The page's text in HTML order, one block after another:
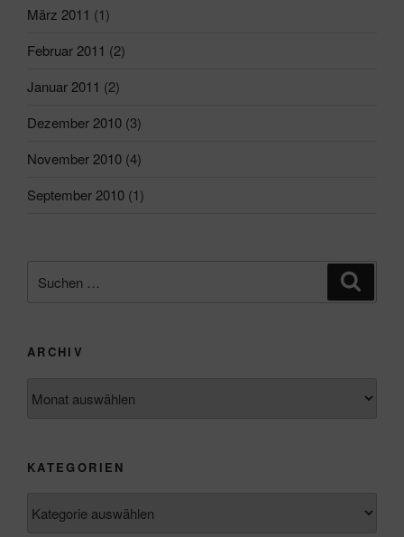
März 2011 (1)
Februar 2011 (2)
Januar 2011 (2)
Dezember 2010 (3)
November 2010 (4)
September 2010 (1)
nach:
ARCHIV
KATEGORIEN